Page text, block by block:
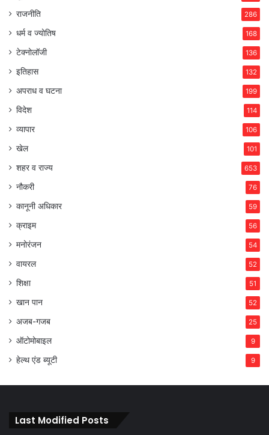
राजनीति 286
धर्म व ज्योतिष 168
टेक्नोलॉजी 136
इतिहास 132
अपराध व घटना 199
विदेश 114
व्यापार 106
खेल 101
शहर व राज्य 653
नौकरी 76
कानूनी अधिकार 59
क्राइम 56
मनोरंजन 54
वायरल 52
शिक्षा 51
खान पान 52
अजब-गजब 25
ऑटोमोबाइल 9
हेल्थ एंड ब्यूटी 9
Last Modified Posts